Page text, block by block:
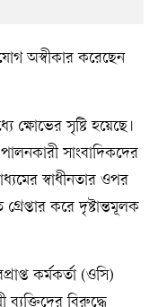
অস্বীকার করেছেন
ক্ষোভের সৃষ্টি হয়েছে।
সাংবাদিকদের
স্বাধীনতার ওপর
করে দৃষ্টান্তমূলক
কর্মকর্তা (ওসি)
বিরুদ্ধে